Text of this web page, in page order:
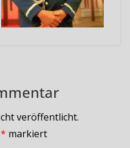
veröffentlicht.
* markiert